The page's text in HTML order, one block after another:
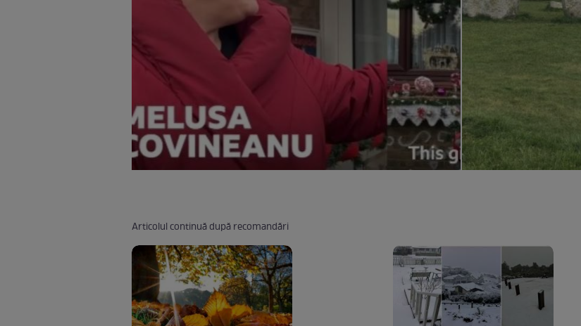
Articolul continuă după recomandări